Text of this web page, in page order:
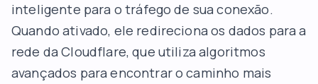
inteligente para o tráfego de sua conexão.
Quando ativado, ele redireciona os dados para a
rede da Cloudflare, que utiliza algoritmos
avançados para encontrar o caminho mais